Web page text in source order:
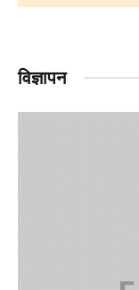
विज्ञापन